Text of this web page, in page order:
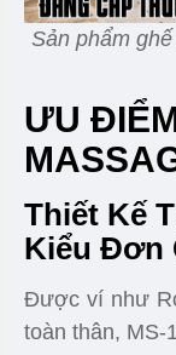
Sản phẩm
ƯU
Thiết Kế
Kiểu Đơn
Được ví như
toàn thân, MS-